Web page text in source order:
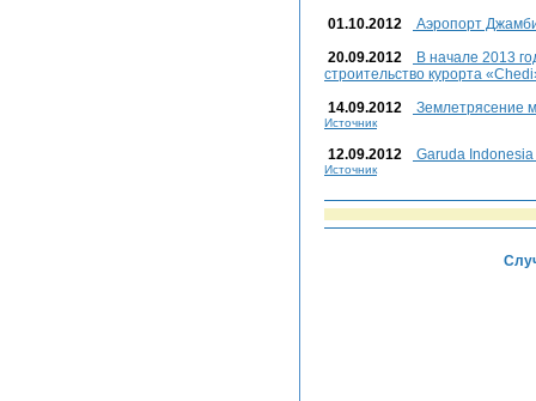
01.10.2012
Аэропорт
20.09.2012
В начале 2013
строительство курорта
14.09.2012
Землетрясение
Источник
12.09.2012 Garuda
Источник